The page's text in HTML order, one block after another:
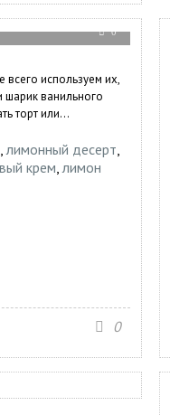
0
используем их,
ванильного
торт или...
,лимонный десерт,
крем,лимон
0